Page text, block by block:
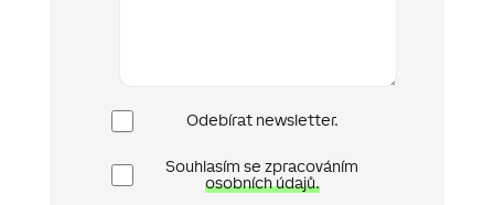
Newsletter
Odebírat newsletter.
Ochrana
osobních
údajů
Souhlasím se zpracováním
osobních údajů.